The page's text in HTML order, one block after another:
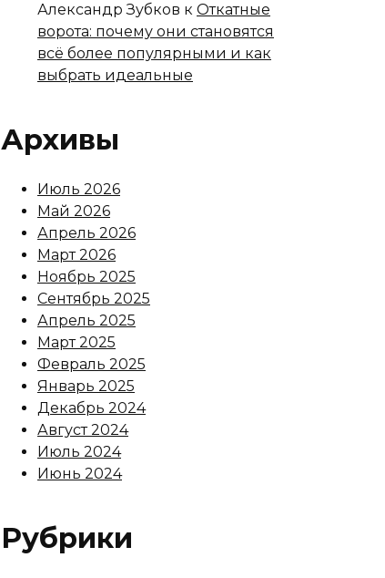
Александр Зубков к Откатные
ворота: почему они становятся
всё более популярными и как
выбрать идеальные
Архивы
Июль 2026
Май 2026
Апрель 2026
Март 2026
Ноябрь 2025
Сентябрь 2025
Апрель 2025
Март 2025
Февраль 2025
Январь 2025
Декабрь 2024
Август 2024
Июль 2024
Июнь 2024
Рубрики